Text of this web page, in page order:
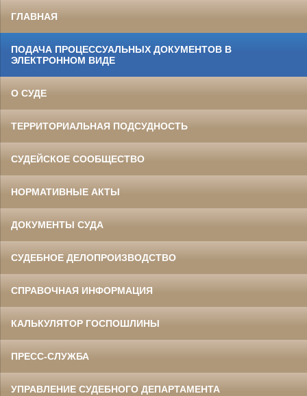
ГЛАВНАЯ
ПОДАЧА ПРОЦЕССУАЛЬНЫХ ДОКУМЕНТОВ В
ЭЛЕКТРОННОМ ВИДЕ
О СУДЕ
ТЕРРИТОРИАЛЬНАЯ ПОДСУДНОСТЬ
СУДЕЙСКОЕ СООБЩЕСТВО
НОРМАТИВНЫЕ АКТЫ
ДОКУМЕНТЫ СУДА
СУДЕБНОЕ ДЕЛОПРОИЗВОДСТВО
СПРАВОЧНАЯ ИНФОРМАЦИЯ
КАЛЬКУЛЯТОР ГОСПОШЛИНЫ
ПРЕСС-СЛУЖБА
УПРАВЛЕНИЕ СУДЕБНОГО ДЕПАРТАМЕНТА